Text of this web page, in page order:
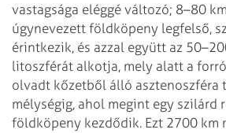
vastagsága eléggé változó; 8–80
úgynevezett földköpeny legfelső,
érintkezik, és azzal együtt az
litoszférát alkotja, mely alatt a
olvadt kőzetből álló asztenoszféra
mélységig, ahol megint egy szilárd
földköpeny kezdődik. Ezt 2700 km